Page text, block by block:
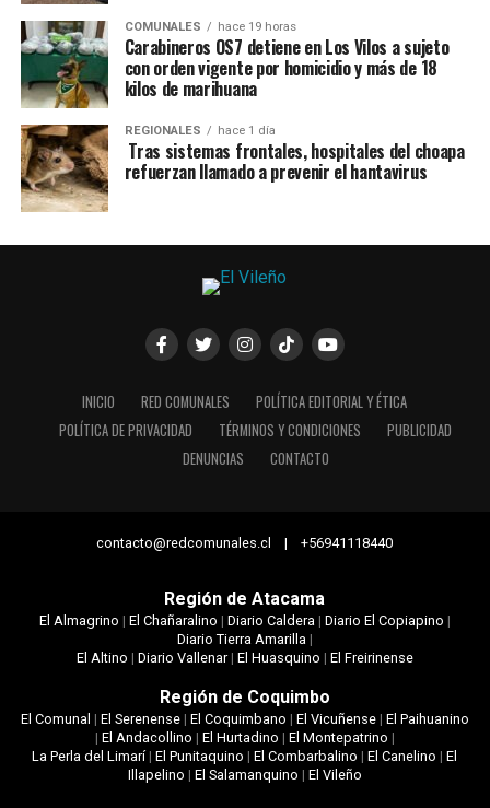
COMUNALES hace 19 horas
Carabineros OS7 detiene en Los Vilos a sujeto
con orden vigente por homicidio y más de 18
kilos de marihuana
REGIONALES hace 1 día
Tras sistemas frontales, hospitales del choapa
refuerzan llamado a prevenir el hantavirus
INICIO RED COMUNALES
POLÍTICA EDITORIAL Y ÉTICA
POLÍTICA DE PRIVACIDAD
TÉRMINOS Y CONDICIONES
PUBLICIDAD
DENUNCIAS
CONTACTO
contacto@redcomunales.cl | +56941118440
Región de Atacama
El Almagrino | El Chañaralino | Diario Caldera| Diario El Copiapino |
Diario Tierra Amarilla|
El Altino | Diario Vallenar| El Huasquino | El Freirinense
Región de Coquimbo
El Comunal | El Serenense| El Coquimbano | El Vicuñense| El Paihuanino
| El Andacollino | El Hurtadino | El Montepatrino |
La Perla del Limarí|El Punitaquino |El Combarbalino |El Canelino |El
Illapelino | El Salamanquino | El Vileño